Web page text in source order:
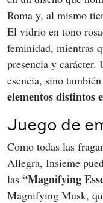
Roma y, al mismo
El vidrio en tono
feminidad, mientras
presencia y carácter.
esencia, sino
elementos distintos
Juego de
Como todas las
Allegra, Insieme
las “Magnifying
Magnifying Musk,